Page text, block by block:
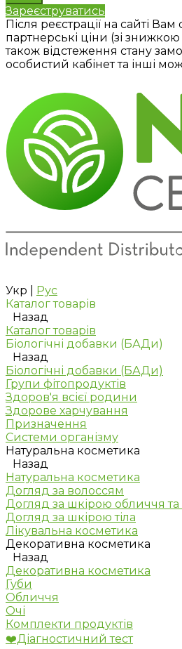
Зареєструватись
Після реєстрації на сайті Вам
партнерські ціни (зі
також відстеження стану
особистий кабінет та інші
Укр
Рус
Каталог товарів
Назад
Каталог товарів
Біологічні добавки (БАДи)
Назад
Біологічні добавки (БАДи)
Групи фітопродуктів
Здоров'я всієї родини
Здорове харчування
Призначення
Системи організму
Натуральна косметика
Назад
Натуральна косметика
Догляд за волоссям
Догляд за шкірою обличчя та
Догляд за шкірою тіла
Лікувальна косметика
Декоративна косметика
Назад
Декоративна косметика
Губи
Обличчя
Очі
Комплекти продуктів
❤️Діагностичний тест